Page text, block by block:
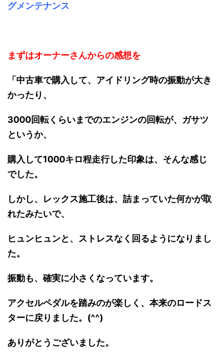
グメンテナンス
まずはオーナーさんからの感想を
「中古車で購入して、アイドリング時の振動が大き
かったり、
3000回転くらいまでのエンジンの回転が、ガサツ
というか、
購入して1000キロ程走行した印象は、そんな感じ
でした。
しかし、レックス施工後は、詰まっていた何かが取
れたみたいで、
ヒュンヒュンと、ストレスなく回るようになりまし
た。
振動も、確実に小さくなっています。
アクセルペダルを踏みのが楽しく、本来のロードス
ターに戻りました。(^^)
ありがとうございました。